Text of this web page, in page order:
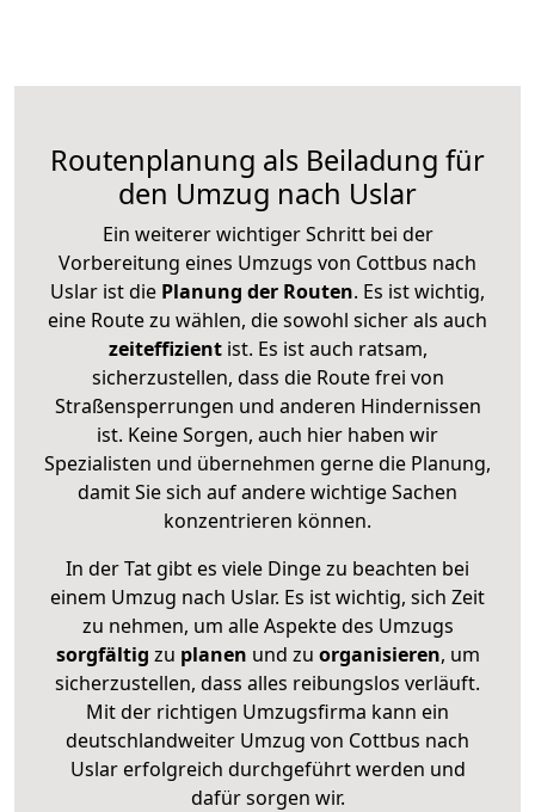
Routenplanung als Beiladung für
den Umzug nach Uslar
Ein weiterer wichtiger Schritt bei der
Vorbereitung eines Umzugs von Cottbus nach
Uslar ist die Planung der Routen. Es ist wichtig,
eine Route zu wählen, die sowohl sicher als auch
zeiteffizientist. Es ist auch ratsam,
sicherzustellen, dass die Route frei von
Straßensperrungen und anderen Hindernissen
ist. Keine Sorgen, auch hier haben wir
Spezialisten und übernehmen gerne die Planung,
damit Sie sich auf andere wichtige Sachen
konzentrieren können.
In der Tat gibt es viele Dinge zu beachten bei
einem Umzug nach Uslar. Es ist wichtig, sich Zeit
zu nehmen, um alle Aspekte des Umzugs
sorgfältig zu planen und zu organisieren, um
sicherzustellen, dass alles reibungslos verläuft.
Mit der richtigen Umzugsfirma kann ein
deutschlandweiter Umzug von Cottbus nach
Uslar erfolgreich durchgeführt werden und
dafür sorgen wir.